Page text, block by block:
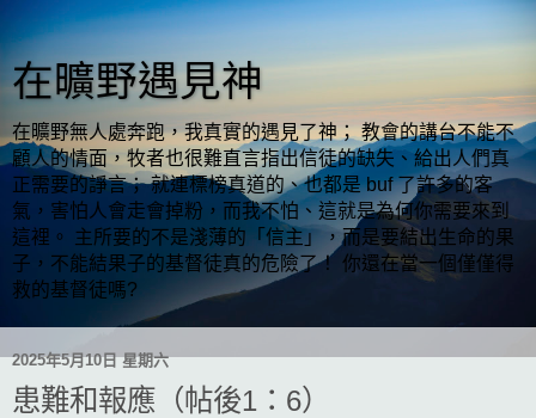
在曠野遇見神
在曠野無人處奔跑，我真實的遇見了神； 教會的講台不能不
顧人的情面，牧者也很難直言指出信徒的缺失、給出人們真
正需要的諍言； 就連標榜真道的、也都是 buf 了許多的客
氣，害怕人會走會掉粉，而我不怕、這就是為何你需要來到
這裡。 主所要的不是淺薄的「信主」，而是要結出生命的果
子，不能結果子的基督徒真的危險了！ 你還在當一個僅僅得
救的基督徒嗎?
2025年5月10日 星期六
患難和報應（帖後1：6）